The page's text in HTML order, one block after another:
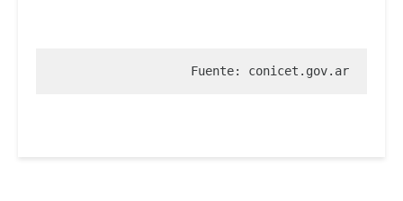
Fuente: conicet.gov.ar